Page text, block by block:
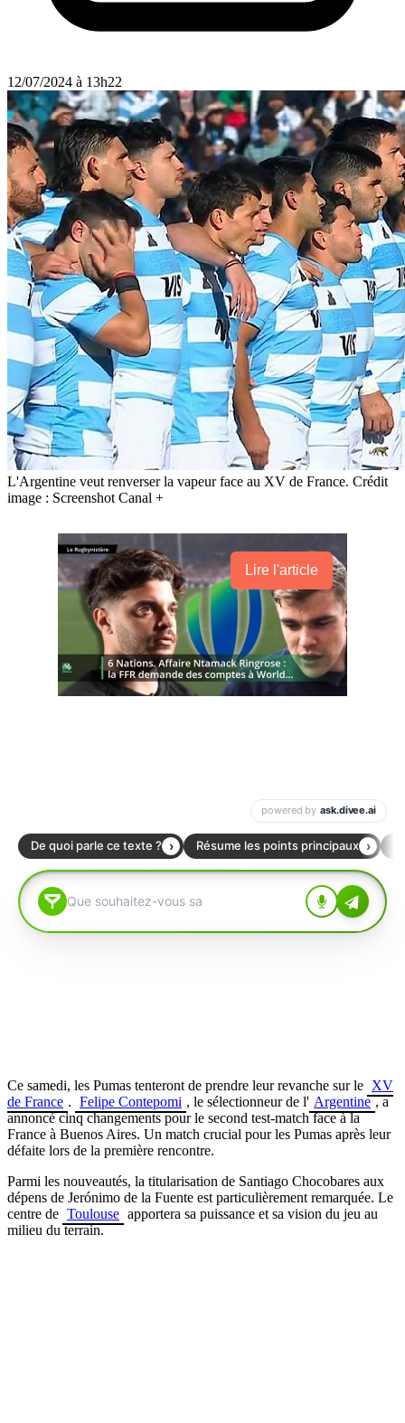
12/07/2024 à 13h22
L'Argentine veut renverser la vapeur face au XV de France. Crédit
image : Screenshot Canal +
Lire l'article
Ce samedi, les Pumas tenteront de prendre leur revanche sur le XV
de France . Felipe Contepomi , le sélectionneur de l' Argentine , a
annoncé cinq changements pour le second test-match face à la
France à Buenos Aires. Un match crucial pour les Pumas après leur
défaite lors de la première rencontre.
Parmi les nouveautés, la titularisation de Santiago Chocobares aux
dépens de Jerónimo de la Fuente est particulièrement remarquée. Le
centre de Toulouse apportera sa puissance et sa vision du jeu au
milieu du terrain.